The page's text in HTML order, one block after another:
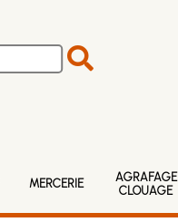
MERCERIE
AGRAFAGE
CLOUAGE